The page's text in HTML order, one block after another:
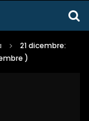
21 dicembre:
)